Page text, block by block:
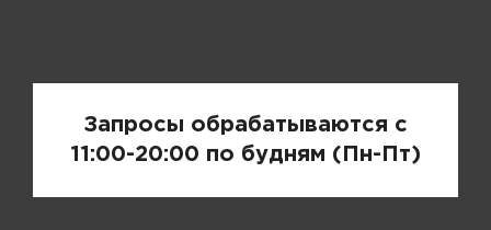
Запросы обрабатываются с
11:00-20:00 по будням (Пн-Пт)